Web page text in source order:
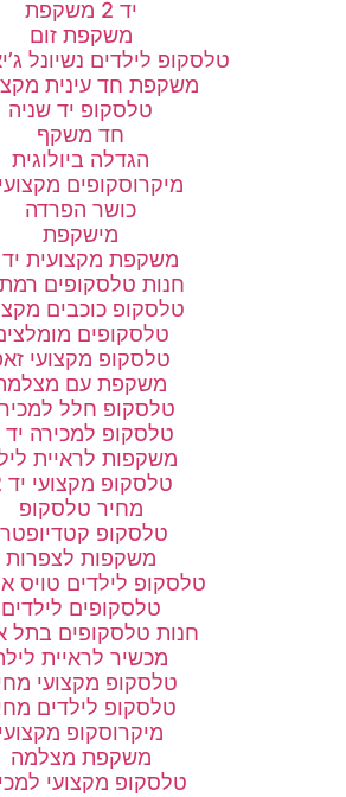
יד 2 משקפת
משקפת זום
טלסקופ לילדים נשיונל
משקפת חד עינית
טלסקופ יד שניה
חד משקף
הגדלה ביולוגית
מיקרוסקופים
כושר הפרדה
מישקפת
משקפת מקצועית יד 2
חנות טלסקופים רמת
טלסקופ כוכבים
טלסקופים
טלסקופ מקצועי
משקפת עם
טלסקופ חלל
טלסקופ למכירה יד 2
משקפות לראיית
טלסקופ מקצועי יד 2
מחיר טלסקופ
טלסקופ
משקפות לצפרות
טלסקופ לילדים טויס
טלסקופים לילדים
חנות טלסקופים בתל
מכשיר לראיית
טלסקופ מקצועי
טלסקופ לילדים
מיקרוסקופ מקצועי
משקפת מצלמה
טלסקופ מקצועי